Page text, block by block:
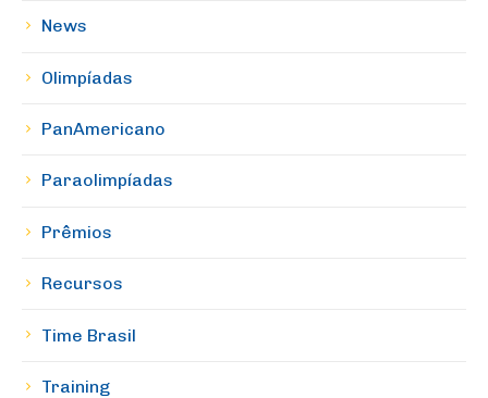
News
Olimpíadas
PanAmericano
Paraolimpíadas
Prêmios
Recursos
Time Brasil
Training